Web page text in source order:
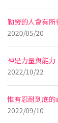
勤勞的人會有所
2020/05/20
神是力量與能力
2022/10/22
惟有忍耐到底的
2022/09/10